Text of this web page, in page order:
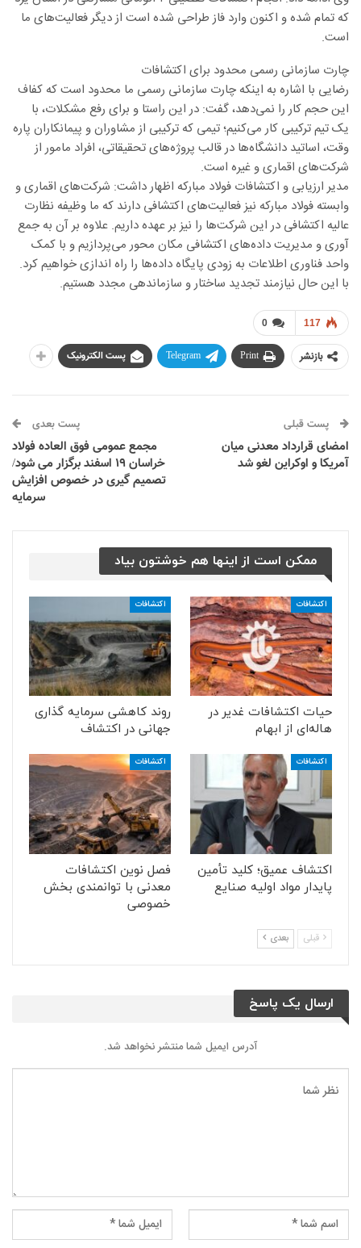
که تمام شده و اکنون وارد فاز طراحی شده است از دیگر فعالیت‌های ما
است.
چارت سازمانی رسمی محدود برای اکتشافات
رضایی با اشاره به اینکه چارت سازمانی رسمی ما محدود است که کفاف
این حجم کار را نمی‌دهد، گفت: در این راستا و برای رفع مشکلات، با
یک تیم ترکیبی کار می‌کنیم؛ تیمی که ترکیبی از مشاوران و پیمانکاران پاره
وقت، اساتید دانشگاه‌ها در قالب پروژه‌های تحقیقاتی، افراد مامور از
شرکت‌های اقماری و غیره است.
مدیر ارزیابی و اکتشافات فولاد مبارکه اظهار داشت: شرکت‌های اقماری و
وابسته فولاد مبارکه نیز فعالیت‌های اکتشافی دارند که ما وظیفه نظارت
عالیه اکتشافی در این شرکت‌ها را نیز بر عهده داریم. علاوه بر آن به جمع
آوری و مدیریت داده‌های اکتشافی مکان محور می‌پردازیم و با کمک
واحد فناوری اطلاعات به زودی پایگاه داده‌ها را راه اندازی خواهیم کرد.
با این حال نیازمند تجدید ساختار و سازماندهی مجدد هستیم.
0 117
بازنشر Print
Telegram پست الکترونیک
پست قبلی
امضای قرارداد معدنی میان
آمریکا و اوکراین لغو شد
پست بعدی
مجمع عمومی فوق العاده فولاد
خراسان ۱۹ اسفند برگزار می شود/
تصمیم گیری در خصوص افزایش
سرمایه
ممکن است از اینها هم خوشتون بیاد
اکتشافات
حیات اکتشافات غدیر در
هاله‌ای از ابهام
اکتشافات
روند کاهشی سرمایه گذاری
جهانی در اکتشاف
اکتشافات
اکتشاف عمیق؛ کلید تأمین
پایدار مواد اولیه صنایع
اکتشافات
فصل نوین اکتشافات
معدنی با توانمندی بخش
خصوصی
قبلی بعدی
ارسال یک پاسخ
آدرس ایمیل شما منتشر نخواهد شد.